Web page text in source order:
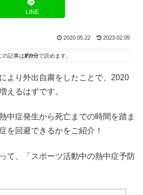
LINE
2020.05.22 2023.02.05
の記事は約9分で読めます。
より外出自粛をしたことで、2020
えるはずです。
中症発生から死亡までの時間を踏ま
を回避できるかをご紹介！
て、「スポーツ活動中の熱中症予防